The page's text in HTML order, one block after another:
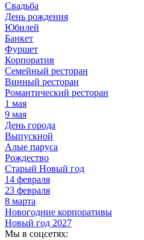
Свадьба
День рождения
Юбилей
Банкет
Фуршет
Корпоратив
Семейный ресторан
Винный ресторан
Романтический ресторан
1 мая
9 мая
День города
Выпускной
Алые паруса
Рождество
Старый Новый год
14 февраля
23 февраля
8 марта
Новогодние корпоративы
Новый год 2027
Мы в соцсетях: